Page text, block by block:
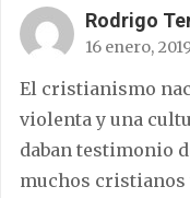
Rodrigo
16 enero,
El cristianismo
violenta y una
daban testimonio
muchos cristianos